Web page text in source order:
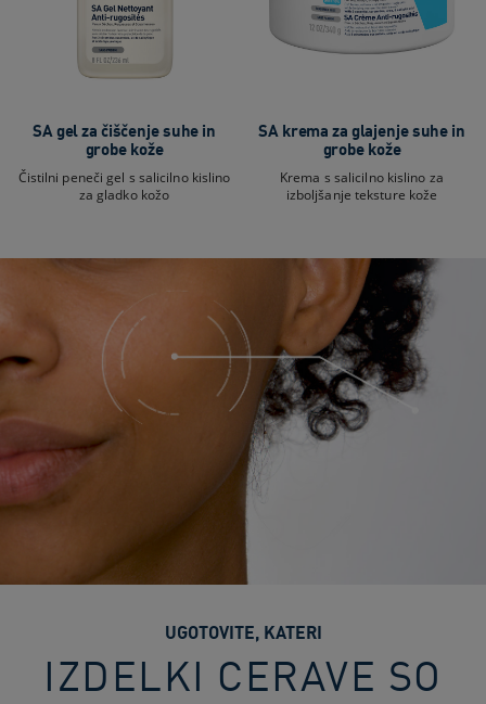
SA gel za čiščenje suhe in
grobe kože
Čistilni peneči gel s salicilno kislino
za gladko kožo
SA krema za glajenje suhe in
grobe kože
Krema s salicilno kislino za
izboljšanje teksture kože
UGOTOVITE, KATERI
IZDELKI CERAVE SO